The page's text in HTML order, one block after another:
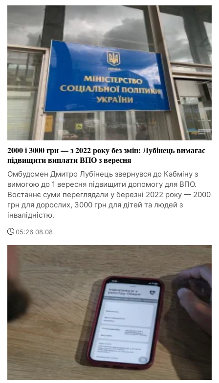
2000 і 3000 грн — з 2022 року без змін: Лубінець вимагає
підвищити виплати ВПО з вересня
Омбудсмен Дмитро Лубінець звернувся до Кабміну з
вимогою до 1 вересня підвищити допомогу для ВПО.
Востаннє суми переглядали у березні 2022 року — 2000
грн для дорослих, 3000 грн для дітей та людей з
інвалідністю.
05:26 08.08